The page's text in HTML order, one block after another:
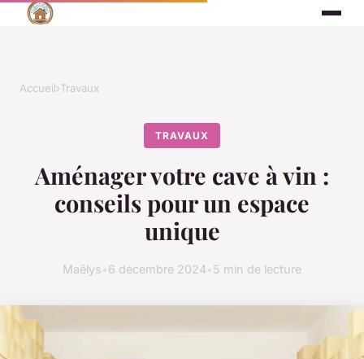
Accueil›Travaux
TRAVAUX
Aménager votre cave à vin :
conseils pour un espace
unique
Maëlys 6 décembre 2024 5 min de lecture